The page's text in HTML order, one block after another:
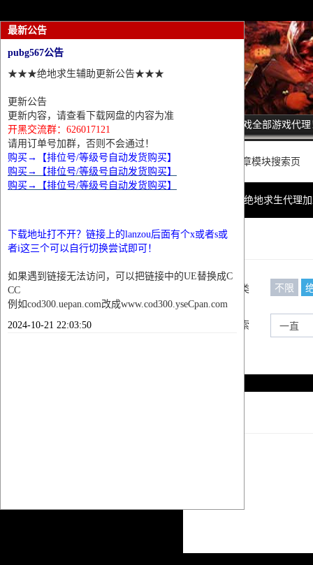
最新公告
pubg567公告
★★★绝地求生辅助更新公告★★★
更新公告
更新内容，请查看下载网盘的内容为准
开黑交流群：626017121
请用订单号加群，否则不会通过！
购买→【排位号/等级号自动发货购买】
购买→【排位号/等级号自动发货购买】
购买→【排位号/等级号自动发货购买】
下载地址打不开？链接上的lanzou后面有个x或者s或
者i这三个可以自行切换尝试即可！
如果遇到链接无法访问，可以把链接中的UE替换成C
CC
例如cod300.uepan.com改成www.cod300.yseCpan.com
2024-10-21 22:03:50
诚招热门游戏全部游戏代
这里是普通文章模块搜索页
绝地求生代理
条件筛选
栏目分类 不限
内容搜索